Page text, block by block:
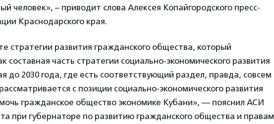
человек», – приводит слова Алексея Копайгородского пресс-
Краснодарского края.
стратегии развития гражданского общества, который
составная часть стратегии социально-экономического развития
до 2030 года, где есть соответствующий раздел, правда, совсем
с позиции социально-экономического развития
гражданское общество экономике Кубани», — пояснил АСИ
при губернаторе по развитию гражданского общества и правам